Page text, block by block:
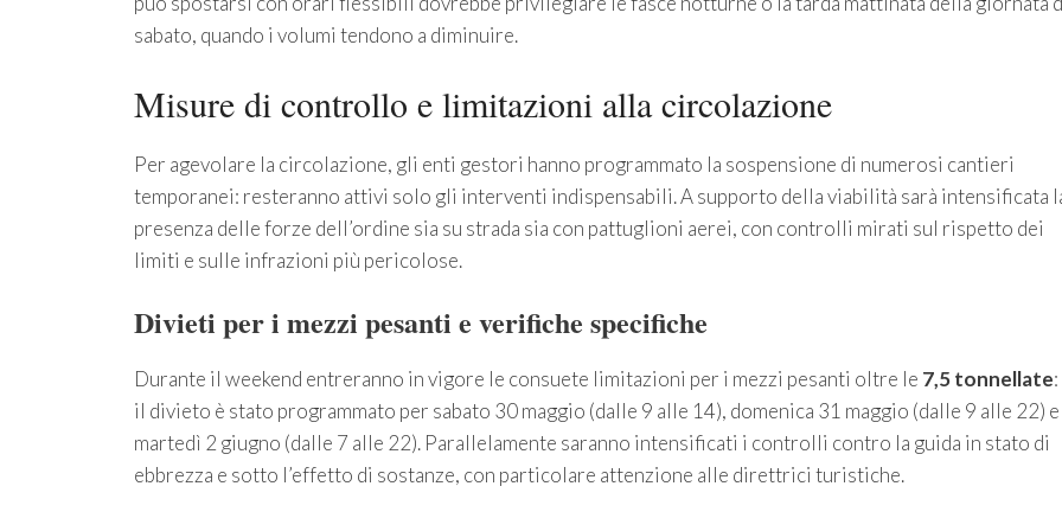
sabato, quando i volumi tendono a diminuire.
Misure di controllo e limitazioni alla circolazione
Per agevolare la circolazione, gli enti gestori hanno programmato la sospensione di numerosi cantieri
temporanei: resteranno attivi solo gli interventi indispensabili. A supporto della viabilità sarà intensificata
presenza delle forze dell’ordine sia su strada sia con pattuglioni aerei, con controlli mirati sul rispetto dei
limiti e sulle infrazioni più pericolose.
Divieti per i mezzi pesanti e verifiche specifiche
Durante il weekend entreranno in vigore le consuete limitazioni per i mezzi pesanti oltre le 7,5 tonnellate:
il divieto è stato programmato per sabato 30 maggio (dalle 9 alle 14), domenica 31 maggio (dalle 9 alle 22) e
martedì 2 giugno (dalle 7 alle 22). Parallelamente saranno intensificati i controlli contro la guida in stato di
ebbrezza e sotto l’effetto di sostanze, con particolare attenzione alle direttrici turistiche.